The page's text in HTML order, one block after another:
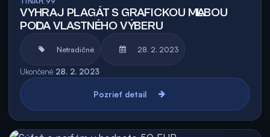
VYHRAJ PLAGÁT S GRAFICKOU MAĽBOU
PODĽA VLASTNÉHO VÝBERU
Netradičné 28. 2. 2023
Ukončené 28. 2. 2023
Pozrieť detail